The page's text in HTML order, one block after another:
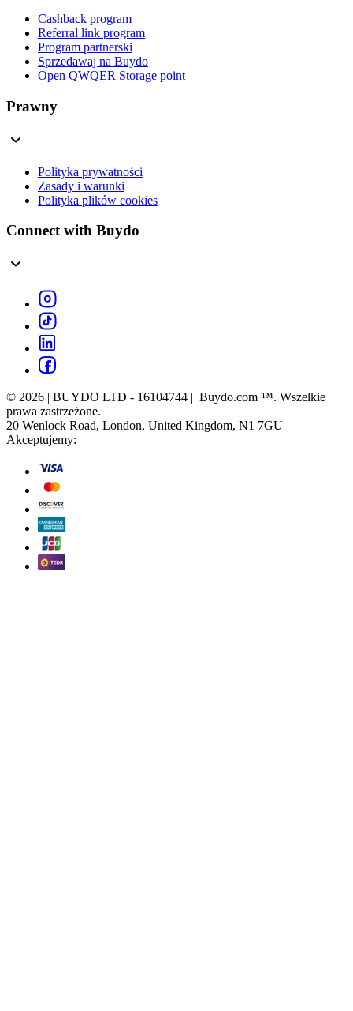
Cashback program
Referral link program
Program partnerski
Sprzedawaj na Buydo
Open QWQER Storage point
Prawny
Polityka prywatności
Zasady i warunki
Polityka plików cookies
Connect with Buydo
© 2026 | BUYDO LTD - 16104744 | Buydo.com ™. Wszelkie
prawa zastrzeżone.
20 Wenlock Road, London, United Kingdom, N1 7GU
Akceptujemy: